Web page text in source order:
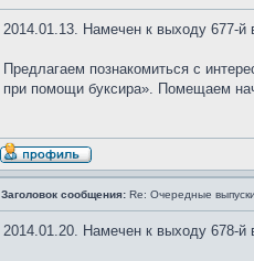
2014.01.13. Намечен к выходу 677-й
Предлагаем познакомиться с
при помощи буксира». Помещаем
Заголовок сообщения: Re: Очередные
2014.01.20. Намечен к выходу 678-й